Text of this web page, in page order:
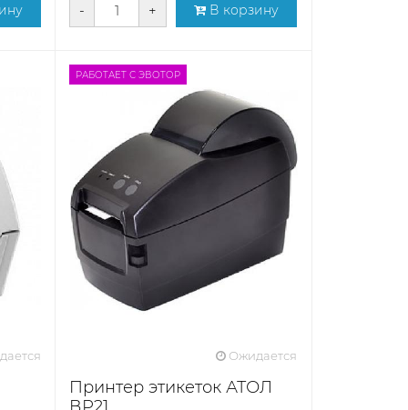
- + В корзину
РАБОТАЕТ С ЭВОТОР
Ожидается
Принтер этикеток АТОЛ